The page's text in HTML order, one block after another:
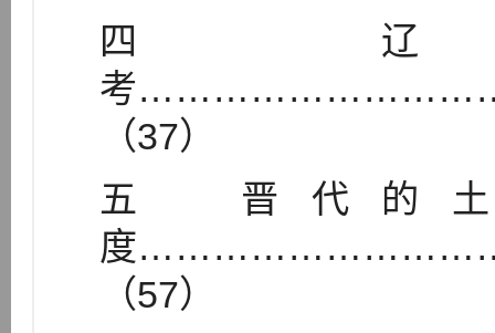
四 辽
考
（37）
五 晋代的
度
（57）